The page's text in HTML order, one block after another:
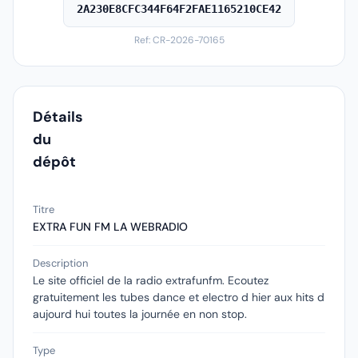
2A230E8CFC344F64F2FAE1165210CE42
Ref: CR-2026-70165
Détails
du
dépôt
Titre
EXTRA FUN FM LA WEBRADIO
Description
Le site officiel de la radio extrafunfm. Ecoutez
gratuitement les tubes dance et electro d hier aux hits d
aujourd hui toutes la journée en non stop.
Type